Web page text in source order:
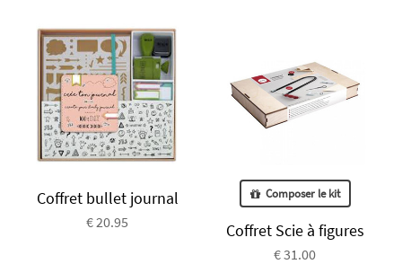
Coffret bullet journal
€ 20.95
Composer le kit
Coffret Scie à figures
€ 31.00